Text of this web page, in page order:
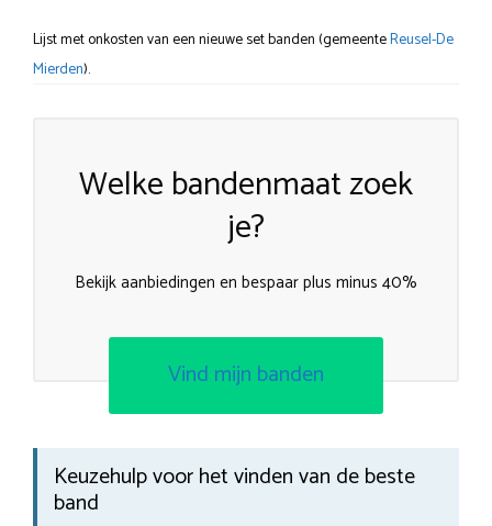
Lijst met onkosten van een nieuwe set banden (gemeenteReusel-De
Mierden).
Welke bandenmaat zoek
je?
Bekijk aanbiedingen en bespaar plus minus 40%
Vind mijn banden
Keuzehulp voor het vinden van de beste
band